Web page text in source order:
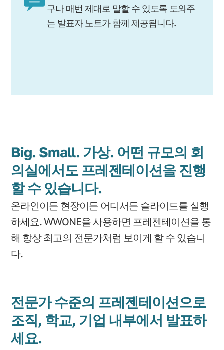
구나 매번 제대로 말할 수 있도록 도와주
는 발표자 노트가 함께 제공됩니다.
Big. Small. 가상. 어떤 규모의 회
의실에서도 프레젠테이션을 진행
할 수 있습니다.
온라인이든 현장이든 어디서든 슬라이드를 실행
하세요. WWONE을 사용하면 프레젠테이션을 통
해 항상 최고의 전문가처럼 보이게 할 수 있습니
다.
전문가 수준의 프레젠테이션으로
조직, 학교, 기업 내부에서 발표하
세요.